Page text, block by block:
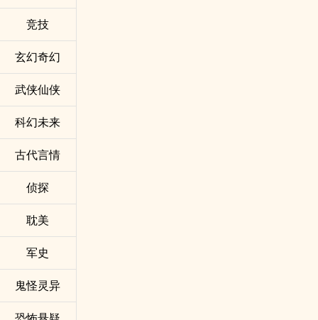
竞技
玄幻奇幻
武侠仙侠
科幻未来
古代言情
侦探
耽美
军史
鬼怪灵异